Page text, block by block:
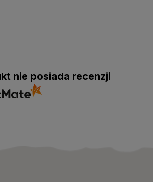
nie posiada recenzji